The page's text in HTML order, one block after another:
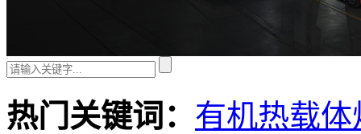
热门关键词： 有机热载体